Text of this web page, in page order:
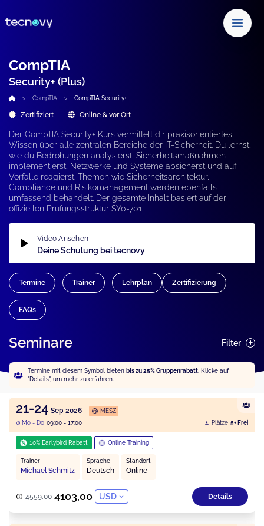
CompTIA
Security+ (Plus)
CompTIA CompTIA Security+
Zertifiziert Online & vor Ort
Der CompTIA Security+ Kurs vermittelt dir praxisorientiertes
Wissen über alle zentralen Bereiche der IT-Sicherheit. Du lernst,
wie du Bedrohungen analysierst, Sicherheitsmaßnahmen
implementierst, Netzwerke und Systeme absicherst und auf
Vorfälle reagierst. Themen wie Sicherheitsarchitektur,
Compliance und Risikomanagement werden ebenfalls
umfassend behandelt. Der gesamte Inhalt basiert auf der
offiziellen Prüfungsstruktur SY0-701.
Video Ansehen
Deine Schulung bei tecnovy
Termine Trainer Lehrplan Zertifizierung
FAQs
Seminare Filter
Termine mit diesem Symbol bieten bis zu 25% Gruppenrabatt . Klicke auf
"Details", um mehr zu erfahren.
21-24 Sep 2026
MESZ
Mo - Do 09:00 - 17:00 Plätze 5+ Frei
10% Earlybird Rabatt Online Training
Trainer
Michael Schmitz
Sprache
Deutsch
Standort
Online
4559,00 4103,00 USD Details